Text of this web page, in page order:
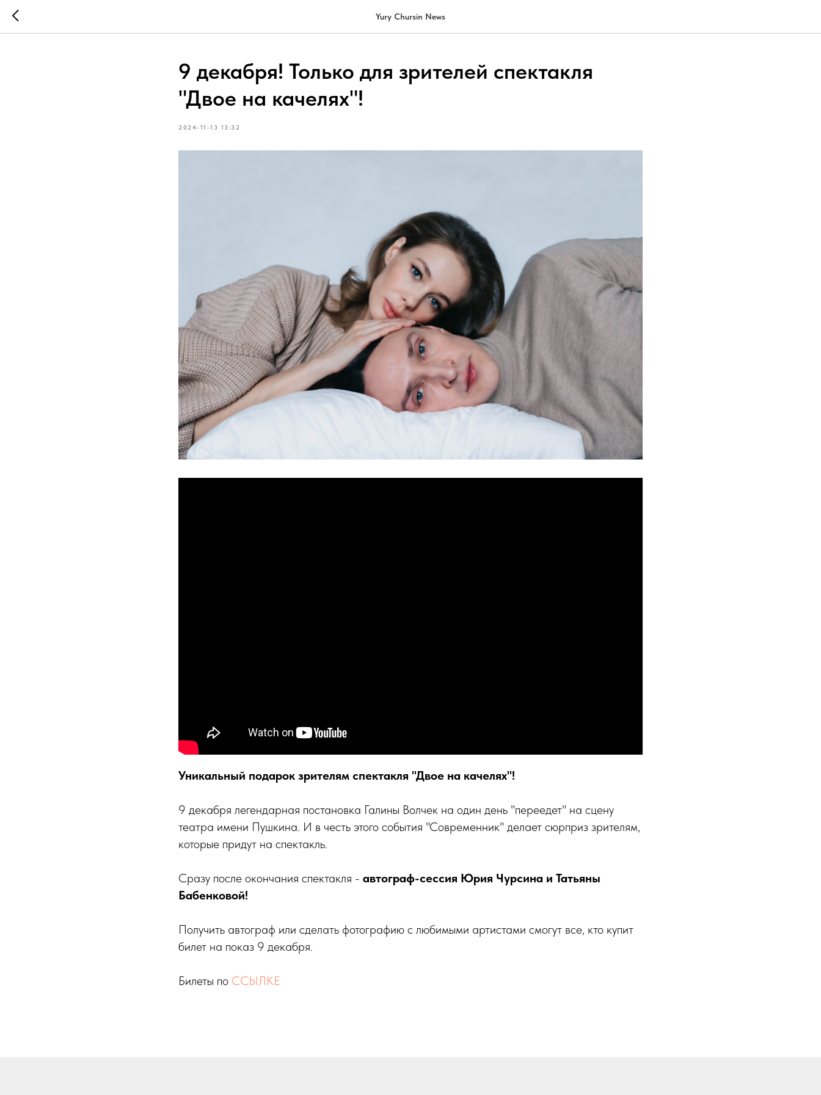
Yury Chursin News
9 декабря! Только для зрителей спектакля
"Двое на качелях"!
2024-11-13 13:32
Уникальный подарок зрителям спектакля "Двое на качелях"!
9 декабря легендарная постановка Галины Волчек на один день "переедет" на сцену
театра имени Пушкина. И в честь этого события "Современник" делает сюрприз зрителям,
которые придут на спектакль.
Сразу после окончания спектакля - автограф-сессия Юрия Чурсина и Татьяны
Бабенковой!
Получить автограф или сделать фотографию с любимыми артистами смогут все, кто купит
билет на показ 9 декабря.
Билеты по ССЫЛКЕ